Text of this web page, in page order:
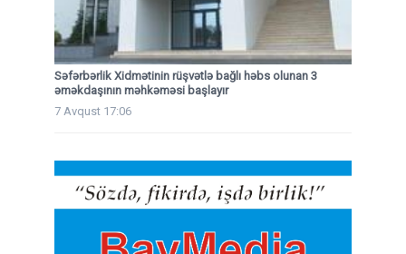
Səfərbərlik Xidmətinin rüşvətlə bağlı həbs olunan 3
əməkdaşının məhkəməsi başlayır
7 Avqust 17:06